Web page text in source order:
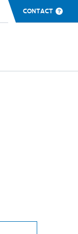
CONTACT